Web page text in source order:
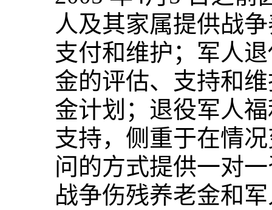
人及其家属提供战
支付和维护；军人
金的评估、支持和
金计划；退役军人
支持，侧重于在情
问的方式提供一对
战争伤残养老金和